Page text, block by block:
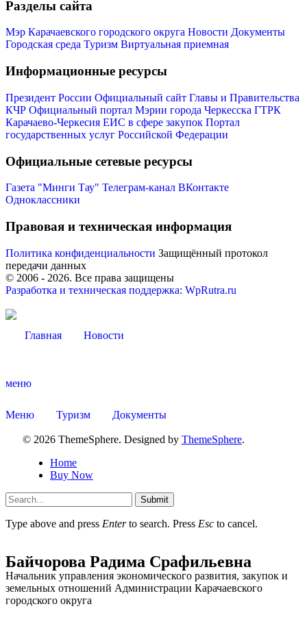
Разделы сайта
Мэр Карачаевского городского округа Новости Документы
Городская среда Туризм Виртуальная приемная
Информационные ресурсы
Президент России Официальный сайт Главы и Правительства
КЧР Официальный портал Мэрии города Черкесска ГТРК
Карачаево-Черкесия ЕИС в сфере закупок Портал
государственных услуг Российской Федерации
Официальные сетевые ресурсы
Газета "Минги Тау" Телеграм-канал ВКонтакте
Одноклассники
Правовая и техническая информация
Политика конфиденциальности Защищённый протокол
передачи данных
© 2006 - 2026. Все права защищены
Разработка и техническая поддержка: WpRutra.ru
Главная Новости
меню
Меню Туризм Документы
© 2026 ThemeSphere. Designed by ThemeSphere.
Home
Buy Now
Submit
Type above and press Enterto search. Press Esc to cancel.
Туризм
Байчорова Радима Срафильевна
Начальник управления экономического развития, закупок и
земельных отношений Администрации Карачаевского
городского округа